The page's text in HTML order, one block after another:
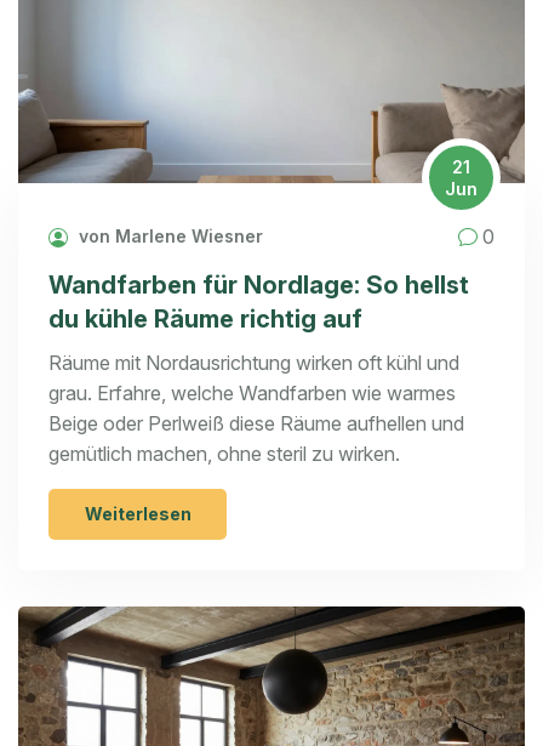
21
Jun
von Marlene Wiesner 0
Wandfarben für Nordlage: So hellst
du kühle Räume richtig auf
Räume mit Nordausrichtung wirken oft kühl und
grau. Erfahre, welche Wandfarben wie warmes
Beige oder Perlweiß diese Räume aufhellen und
gemütlich machen, ohne steril zu wirken.
Weiterlesen